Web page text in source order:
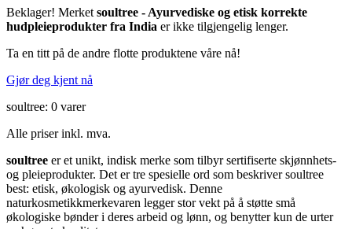
Beklager! Merket soultree - Ayurvediske og etisk korrekte
hudpleieprodukter fra India er ikke tilgjengelig lenger.
Ta en titt på de andre flotte produktene våre nå!
Gjør deg kjent nå
soultree: 0 varer
Alle priser inkl. mva.
soultree er et unikt, indisk merke som tilbyr sertifiserte skjønnhets-
og pleieprodukter. Det er tre spesielle ord som beskriver soultree
best: etisk, økologisk og ayurvedisk. Denne
naturkosmetikkmerkevaren legger stor vekt på å støtte små
økologiske bønder i deres arbeid og lønn, og benytter kun de urter